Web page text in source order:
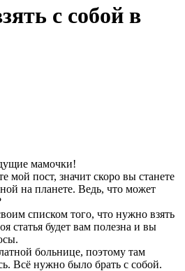
с собой в
мамочки!
мой пост, значит скоро вы станете
на планете. Ведь, что может
списком того, что нужно взять
статья будет вам полезна и вы
больнице, поэтому там
Всё нужно было брать с собой.